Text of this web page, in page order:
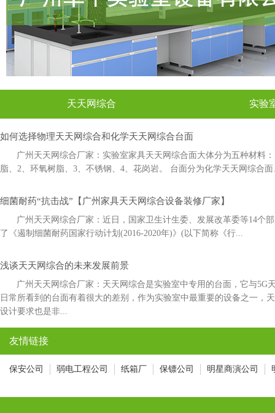
天天网综合 实验
如何选择物理天天网综合和化学天天网综合台面
广州天天网综合厂家：实验室家具天天网综合面大体分为五种材料：
脂、2、环氧树脂、3、不锈钢、4、花岗岩。 台面分为化学天天网综合
细菌耐药“抗击战”【广州家具天天网综合设备装修厂家】
广州天天网综合厂家：近日，国家卫生计生委、发展改革委等14个
了《遏制细菌耐药国家行动计划(2016-2020年)》(以下简称《行...
浅谈天天网综合的未来发展前景
广州天天网综合厂家：天天网综合是实验室中专用的台面，它与
日常所看到的台面有着很大的差别，作为实验室中最重要的设备之一，
设计要求也是非...
友情链接
保安公司 弱电工程公司 纸箱厂 保镖公司 明星商演公司